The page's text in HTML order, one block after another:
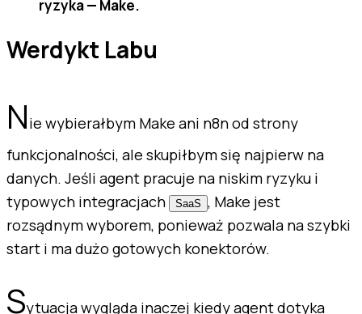
ryzyka — Make.
Werdykt Labu
Nie wybierałbym Make ani n8n od strony
funkcjonalności, ale skupiłbym się najpierw na
danych. Jeśli agent pracuje na niskim ryzyku i
typowych integracjach
SaaS , Make jest
rozsądnym wyborem, ponieważ pozwala na szybki
start i ma dużo gotowych konektorów.
Sytuacja wygląda inaczej kiedy agent dotyka